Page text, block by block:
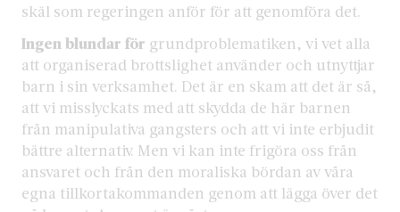
skäl som regeringen anför för att genomföra det.
Ingen blundar för grundproblematiken, vi vet alla
att organiserad brottslighet använder och utnyttjar
barn i sin verksamhet. Det är en skam att det är så,
att vi misslyckats med att skydda de här barnen
från manipulativa gangsters och att vi inte erbjudit
bättre alternativ. Men vi kan inte frigöra oss från
ansvaret och från den moraliska bördan av våra
egna tillkortakommanden genom att lägga över det